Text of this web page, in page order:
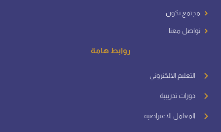
مجتمع نكون
تواصل معنا
روابط هامة
التعليم الالكتروني
دورات تدريبية
المعامل الافتراضيه